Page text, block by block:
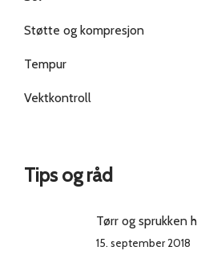
Støtte og kompresjon
Tempur
Vektkontroll
Tips og råd
Tørr og sprukken
15. september 2018